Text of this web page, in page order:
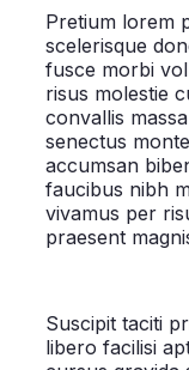
Pretium lorem
scelerisque
fusce morbi
risus molestie
convallis
senectus
accumsan
faucibus nibh
vivamus per
praesent
Suscipit taciti
libero facilisi